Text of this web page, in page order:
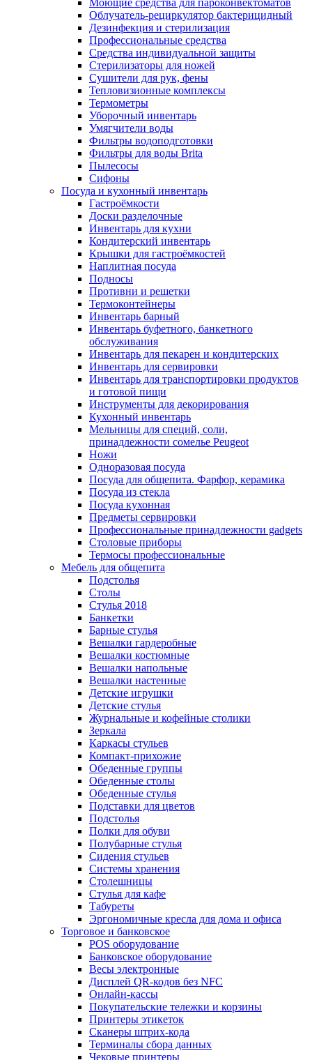
Моющие средства для пароконвектоматов
Облучатель-рециркулятор бактерицидный
Дезинфекция и стерилизация
Профессиональные средства
Средства индивидуальной защиты
Стерилизаторы для ножей
Сушители для рук, фены
Тепловизионные комплексы
Термометры
Уборочный инвентарь
Умягчители воды
Фильтры водоподготовки
Фильтры для воды Brita
Пылесосы
Сифоны
Посуда и кухонный инвентарь
Гастроёмкости
Доски разделочные
Инвентарь для кухни
Кондитерский инвентарь
Крышки для гастроёмкостей
Наплитная посуда
Подносы
Противни и решетки
Термоконтейнеры
Инвентарь барный
Инвентарь буфетного, банкетного
обслуживания
Инвентарь для пекарен и кондитерских
Инвентарь для сервировки
Инвентарь для транспортировки продуктов
и готовой пищи
Инструменты для декорирования
Кухонный инвентарь
Мельницы для специй, соли,
принадлежности сомелье Peugeot
Ножи
Одноразовая посуда
Посуда для общепита. Фарфор, керамика
Посуда из стекла
Посуда кухонная
Предметы сервировки
Профессиональные принадлежности gadgets
Столовые приборы
Термосы профессиональные
Мебель для общепита
Подстолья
Столы
Стулья 2018
Банкетки
Барные стулья
Вешалки гардеробные
Вешалки костюмные
Вешалки напольные
Вешалки настенные
Детские игрушки
Детские стулья
Журнальные и кофейные столики
Зеркала
Каркасы стульев
Компакт-прихожие
Обеденные группы
Обеденные столы
Обеденные стулья
Подставки для цветов
Подстолья
Полки для обуви
Полубарные стулья
Сидения стульев
Системы хранения
Столешницы
Стулья для кафе
Табуреты
Эргономичные кресла для дома и офиса
Торговое и банковское
POS оборудование
Банковское оборудование
Весы электронные
Дисплей QR-кодов без NFC
Онлайн-кассы
Покупательские тележки и корзины
Принтеры этикеток
Сканеры штрих-кода
Терминалы сбора данных
Чековые принтеры